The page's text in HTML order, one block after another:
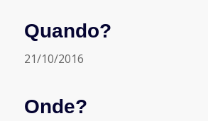
Quando?
21/10/2016
Onde?